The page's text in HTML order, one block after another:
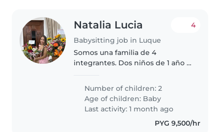
Natalia Lucia
Babysitting job in Luque
4
Somos una familia de 4
integrantes. Dos niños de 1 año 7
siempre y quiero alguien que se
encargue de mantener la casa
limpia y ordenada y luego me
ayude..
Number of children: 2
Age of children: Baby
Last activity: 1 month ago
PYG 9,500/hr